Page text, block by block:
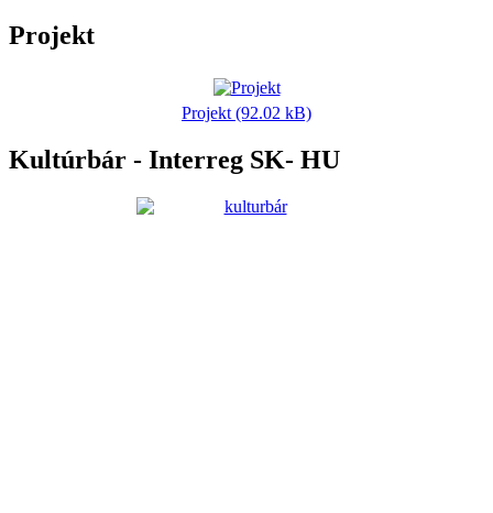
Projekt
Projekt (92.02 kB)
Kultúrbár - Interreg SK- HU